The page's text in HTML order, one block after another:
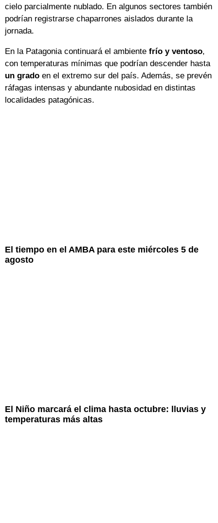
cielo parcialmente nublado. En algunos sectores también
podrían registrarse chaparrones aislados durante la
jornada.
En la Patagonia continuará el ambiente frío y ventoso,
con temperaturas mínimas que podrían descender hasta
un grado en el extremo sur del país. Además, se prevén
ráfagas intensas y abundante nubosidad en distintas
localidades patagónicas.
El tiempo en el AMBA para este miércoles 5 de
agosto
El Niño marcará el clima hasta octubre: lluvias y
temperaturas más altas